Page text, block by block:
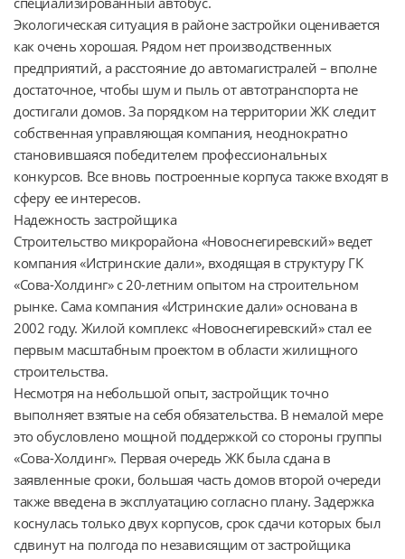
Экологическая ситуация в районе застройки оценивается
как очень хорошая. Рядом нет производственных
предприятий, а расстояние до автомагистралей – вполне
достаточное, чтобы шум и пыль от автотранспорта не
достигали домов. За порядком на территории ЖК следит
собственная управляющая компания, неоднократно
становившаяся победителем профессиональных
конкурсов. Все вновь построенные корпуса также входят в
сферу ее интересов.
Надежность застройщика
Строительство микрорайона «Новоснегиревский» ведет
компания «Истринские дали», входящая в структуру ГК
«Сова-Холдинг» с 20-летним опытом на строительном
рынке. Сама компания «Истринские дали» основана в
2002 году. Жилой комплекс «Новоснегиревский» стал ее
первым масштабным проектом в области жилищного
строительства.
Несмотря на небольшой опыт, застройщик точно
выполняет взятые на себя обязательства. В немалой мере
это обусловлено мощной поддержкой со стороны группы
«Сова-Холдинг». Первая очередь ЖК была сдана в
заявленные сроки, большая часть домов второй очереди
также введена в эксплуатацию согласно плану. Задержка
коснулась только двух корпусов, срок сдачи которых был
сдвинут на полгода по независящим от застройщика